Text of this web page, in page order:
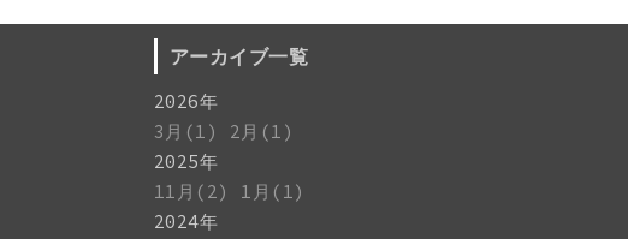
アーカイブ一覧
2026年
3月(1)
2月(1)
2025年
11月(2)
1月(1)
2024年